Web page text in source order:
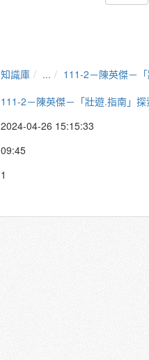
知識庫 ...
111-2－陳英傑－
111-2－陳英傑－「壯遊.指南」
2024-04-26 15:15:33
09:45
1